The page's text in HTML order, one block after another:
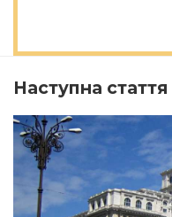
Наступна стаття